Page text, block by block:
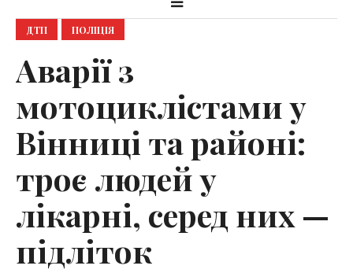
ДТП ПОЛІЦІЯ
Аварії з
мотоциклістами у
Вінниці та районі:
троє людей у
лікарні, серед них —
підліток